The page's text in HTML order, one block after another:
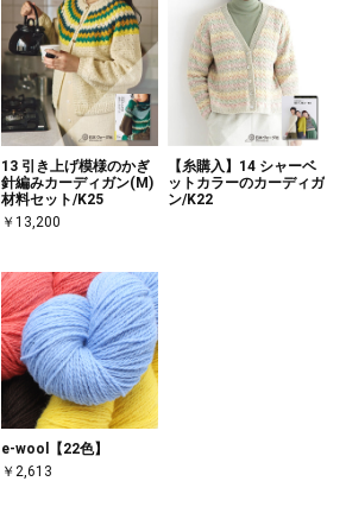
13 引き上げ模様のかぎ
針編みカーディガン(M)
材料セット/K25
￥13,200
【糸購入】14 シャーベ
ットカラーのカーディガ
ン/K22
e-wool【22色】
￥2,613